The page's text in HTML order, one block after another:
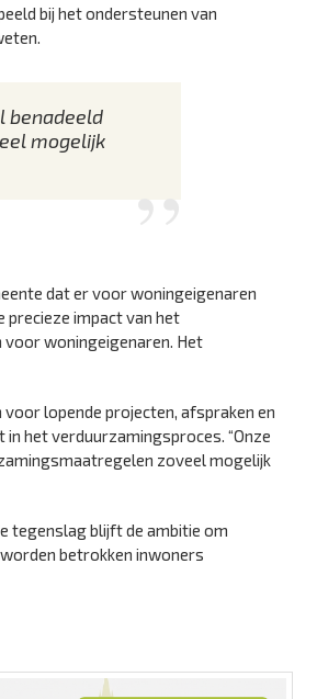
bij het ondersteunen van
benadeeld
mogelijk
dat er voor woningeigenaren
precieze impact van het
voor woningeigenaren. Het
lopende projecten, afspraken en
het verduurzamingsproces. “Onze
zoveel mogelijk
tegenslag blijft de ambitie om
betrokken inwoners